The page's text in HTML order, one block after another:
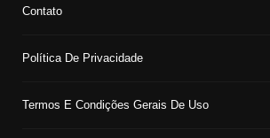
Contato
Política De Privacidade
Termos E Condições Gerais De Uso